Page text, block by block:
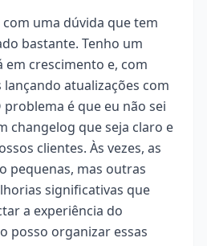
com uma dúvida que tem
bastante. Tenho um
em crescimento e, com
lançando atualizações com
é que eu não sei
changelog que seja claro e
clientes. Às vezes, as
pequenas, mas outras
significativas que
a experiência do
posso organizar essas